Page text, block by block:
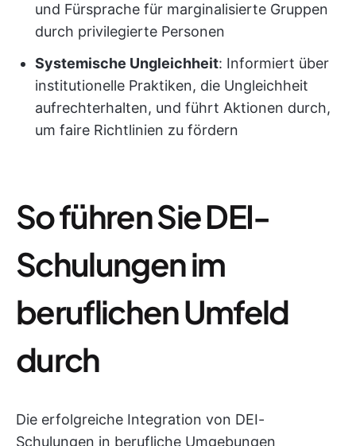
und Fürsprache für marginalisierte Gruppen
durch privilegierte Personen
Systemische Ungleichheit: Informiert über
institutionelle Praktiken, die Ungleichheit
aufrechterhalten, und führt Aktionen durch,
um faire Richtlinien zu fördern
So führen Sie DEI-
Schulungen im
beruflichen Umfeld
durch
Die erfolgreiche Integration von DEI-
Schulungen in berufliche Umgebungen